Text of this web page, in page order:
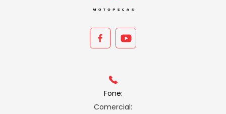
Fone:
Comercial: